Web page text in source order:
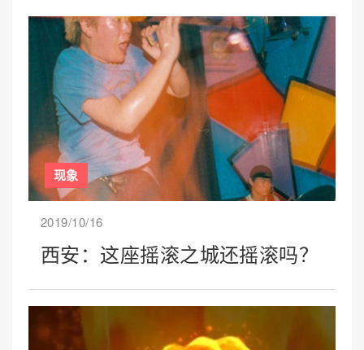
现象
2019/10/16
西安：这座摇滚之城还摇滚吗？